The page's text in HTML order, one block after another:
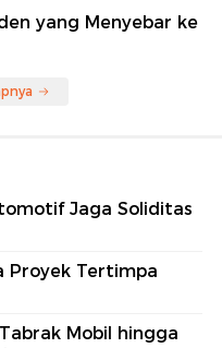
yang Menyebar ke
Jaga Soliditas
Proyek Tertimpa
Mobil hingga